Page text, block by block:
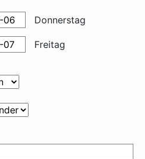
Donnerstag
Freitag